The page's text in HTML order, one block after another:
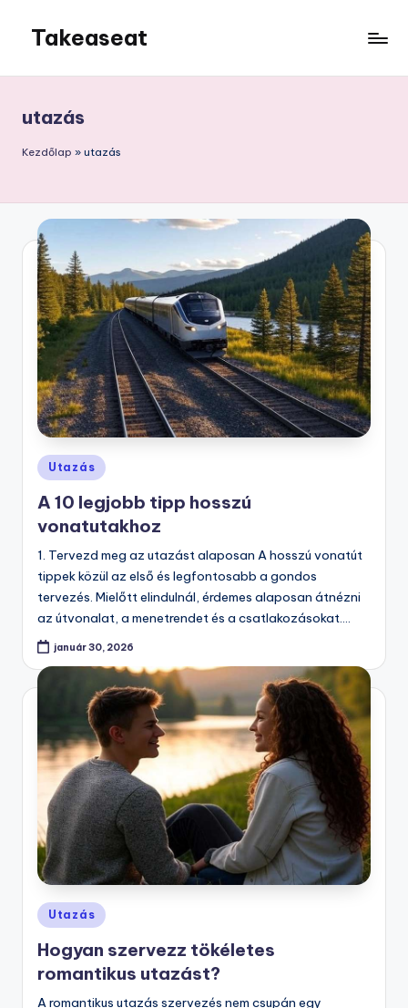
content
Takeaseat
utazás
Kezdőlap » utazás
Posted
in
Utazás
A 10 legjobb tipp hosszú
vonatutakhoz
1. Tervezd meg az utazást alaposan A hosszú vonatút
tippek közül az első és legfontosabb a gondos
tervezés. Mielőtt elindulnál, érdemes alaposan átnézni
az útvonalat, a menetrendet és a csatlakozásokat.…
január 30, 2026
Posted
in
Utazás
Hogyan szervezz tökéletes
romantikus utazást?
A romantikus utazás szervezés nem csupán egy